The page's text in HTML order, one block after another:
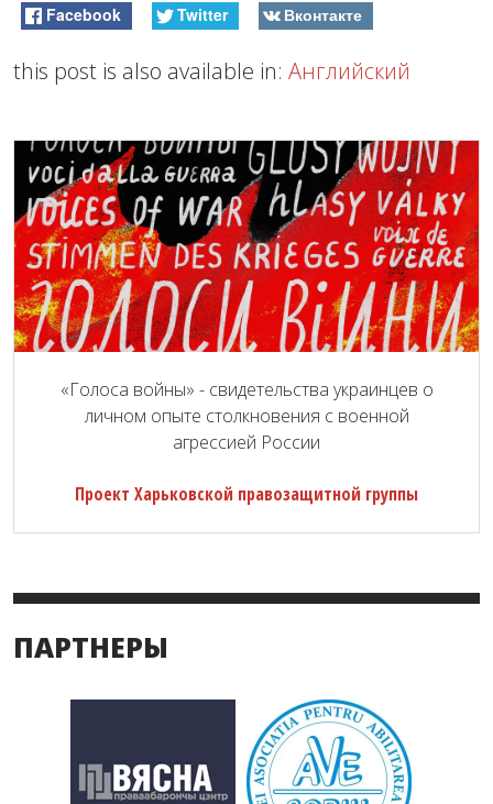
Facebook Twitter Вконтакте
this post is also available in: Английский
«Голоса войны» - свидетельства украинцев о
личном опыте столкновения с военной
агрессией России
Проект Харьковской правозащитной группы
ПАРТНЕРЫ